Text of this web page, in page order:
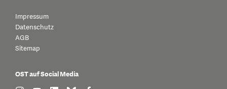
Impressum
Datenschutz
AGB
Sitemap
OST auf Social Media